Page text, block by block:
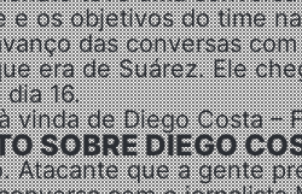
e os objetivos do time
das conversas
era de Suárez. Ele
16.
vinda de Diego Costa –
SOBRE DIEGO
Atacante que a gente